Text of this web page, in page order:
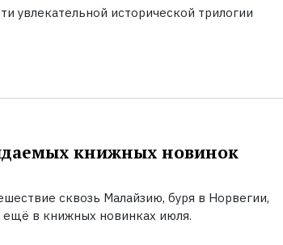
увлекательной исторической трилогии
книжных новинок
сквозь Малайзию, буря в Норвегии,
ещё в книжных новинках июля.